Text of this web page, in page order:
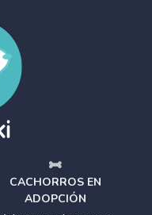
CACHORROS EN
ADOPCIÓN